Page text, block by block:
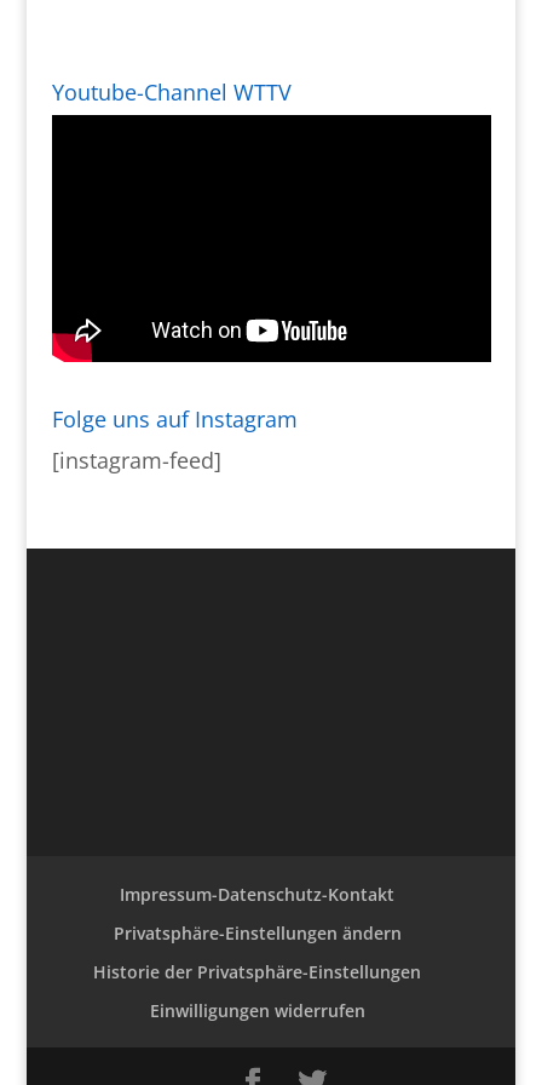
Youtube-Channel WTTV
Folge uns auf Instagram
[instagram-feed]
Impressum-Datenschutz-Kontakt
Privatsphäre-Einstellungen ändern
Historie der Privatsphäre-Einstellungen
Einwilligungen widerrufen